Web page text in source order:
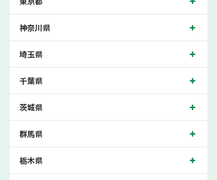
間・期末テストで、必ず1回以上『60点未満でご入塾の場合、受講科目が1科目で
+20点以上。60点以上でご入塾の場合、その科目が80点以上』になることを保証し
ます。もし以上の基準を超えて学校成績が上がらなければ、3学期目の対象科目授
埼玉県越谷市の保護者の方や生徒さんにクチコミで絶大な評価をいただいている個
別指導塾で今なら無料体験受付中です！
神奈川県
埼玉県
千葉県
茨城県
群馬県
栃木県